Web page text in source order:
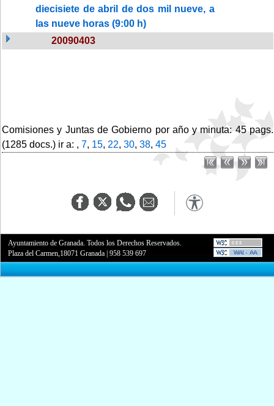
diecisiete de abril de dos mil nueve, a
las nueve horas (9:00 h)
20090403
Comisiones y Juntas de Gobierno por año y minuta: 45 pags.
(1285 docs.) ir a: , 7, 15, 22, 30, 38, 45
Ayuntamiento de Granada. Todos los Derechos Reservados.
Plaza del Carmen,18071 Granada |958 539 697